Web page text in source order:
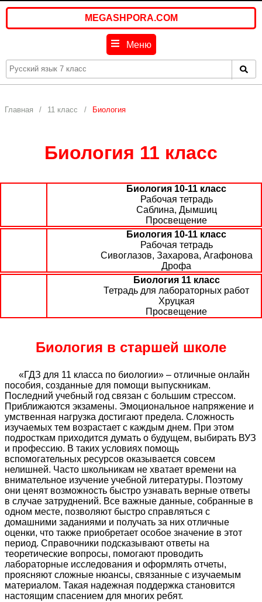
MEGASHPORA.COM
Меню
Главная 11 класс Биология
Биология 11 класс
Биология 10-11 класс
Рабочая тетрадь
Саблина, Дымшиц
Просвещение
Биология 10-11 класс
Рабочая тетрадь
Сивоглазов, Захарова, Агафонова
Дрофа
Биология 11 класс
Тетрадь для лабораторных работ
Хруцкая
Просвещение
Биология в старшей школе
«ГДЗ для 11 класса по биологии» – отличные онлайн
пособия, созданные для помощи выпускникам.
Последний учебный год связан с большим стрессом.
Приближаются экзамены. Эмоциональное напряжение и
умственная нагрузка достигают предела. Сложность
изучаемых тем возрастает с каждым днем. При этом
подросткам приходится думать о будущем, выбирать ВУЗ
и профессию. В таких условиях помощь
вспомогательных ресурсов оказывается совсем
нелишней. Часто школьникам не хватает времени на
внимательное изучение учебной литературы. Поэтому
они ценят возможность быстро узнавать верные ответы
в случае затруднений. Все важные данные, собранные в
одном месте, позволяют быстро справляться с
домашними заданиями и получать за них отличные
оценки, что также приобретает особое значение в этот
период. Справочники подсказывают ответы на
теоретические вопросы, помогают проводить
лабораторные исследования и оформлять отчеты,
проясняют сложные нюансы, связанные с изучаемым
материалом. Такая надежная поддержка становится
настоящим спасением для многих ребят.